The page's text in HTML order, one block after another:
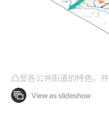
凸显各公共街道的特色，